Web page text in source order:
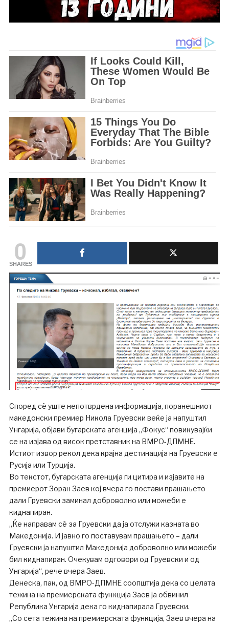
0
SHARES
Според сè уште непотврдена информација, поранешниот
македонски премиер Никола Груевски веќе ја напуштил
Унгарија, објави бугарската агенција „Фокус“ повикувајќи
се на изјава од висок претставник на ВМРО-ДПМНЕ.
Истиот извор рекол дека крајна дестинација на Груевски е
Русија или Турција.
Во текстот, бугарската агенција ги цитира и изјавите на
премиерот Зоран Заев кој вчера го постави прашањето
дали Груевски заминал доброволно или можеби е
киднапиран.
„Ќе направам сè за Груевски да ја отслужи казната во
Македонија. И јавно го поставувам прашањето – дали
Груевски ја напуштил Македонија доброволно или можеби
бил киднапиран. Очекувам одговори од Груевски и од
Унгарија“, рече вчера Заев.
Денеска, пак, од ВМРО-ДПМНЕ соопштија дека со целата
тежина на премиерската функција Заев ја обвинил
Република Унгарија дека го киднапирала Груевски.
„Со сета тежина на премиерската функција, Заев вчера на